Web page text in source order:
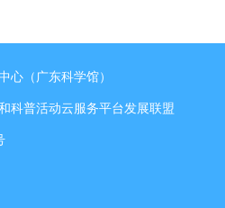
心（广东科学馆）
科普活动云服务平台发展联盟